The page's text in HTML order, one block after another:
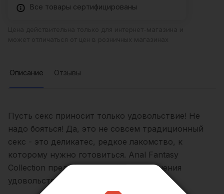
Все товары сертифицированы
Описание Отзывы
Пусть секс приносит только удовольствие! Не
надо бояться! Да, это не совсем традиционный
секс - это деликатес, редкое лакомство, к
которому нужно готовиться. Anal Fantasy
Collection представляет всё для получения
удовольствия от анального контакта.